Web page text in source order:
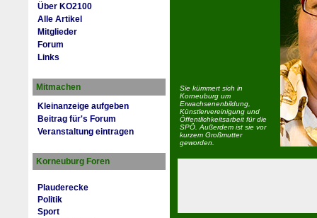
Über KO2100
Alle Artikel
Mitglieder
Forum
Links
Mitmachen
Kleinanzeige aufgeben
Beitrag für's Forum
Veranstaltung eintragen
Korneuburg Foren
Plauderecke
Politik
Sport
Sie kümmert sich in
Korneuburg um
Erwachsenenbildung,
Künstlervereinigung und
Öffentlichkeitsarbeit für die
SPÖ. Außerdem ist sie vor
kurzem Großmutter
geworden.